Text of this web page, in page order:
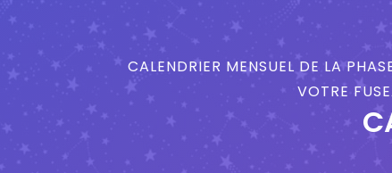
CALENDRIER MENSUEL DE LA
VOTRE